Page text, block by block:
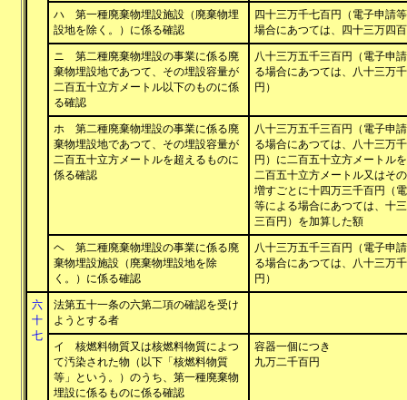
ハ 第一種廃棄物埋設施設（廃棄物埋
設地を除く。）に係る確認
四十三万千七百円（電子申請
場合にあつては、四十三万四
ニ 第二種廃棄物埋設の事業に係る廃
棄物埋設地であつて、その埋設容量が
二百五十立方メートル以下のものに係
る確認
八十三万五千三百円（電子申
る場合にあつては、八十三万
円）
ホ 第二種廃棄物埋設の事業に係る廃
棄物埋設地であつて、その埋設容量が
二百五十立方メートルを超えるものに
係る確認
八十三万五千三百円（電子申
る場合にあつては、八十三万
円）に二百五十立方メートル
二百五十立方メートル又はそ
増すごとに十四万三千百円（
等による場合にあつては、十
三百円）を加算した額
ヘ 第二種廃棄物埋設の事業に係る廃
棄物埋設施設（廃棄物埋設地を除
く。）に係る確認
八十三万五千三百円（電子申
る場合にあつては、八十三万
円）
六
十
七
法第五十一条の六第二項の確認を受け
ようとする者
イ 核燃料物質又は核燃料物質によつ
て汚染された物（以下「核燃料物質
等」という。）のうち、第一種廃棄物
埋設に係るものに係る確認
容器一個につき
九万二千百円